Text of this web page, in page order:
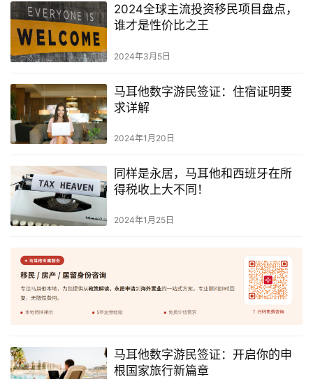
2024全球主流投资移民项目盘点，
谁才是性价比之王
2024年3月5日
马耳他数字游民签证：住宿证明要
求详解
2024年1月20日
同样是永居，马耳他和西班牙在所
得税收上大不同！
2024年1月25日
马耳他数字游民签证：开启你的申
根国家旅行新篇章